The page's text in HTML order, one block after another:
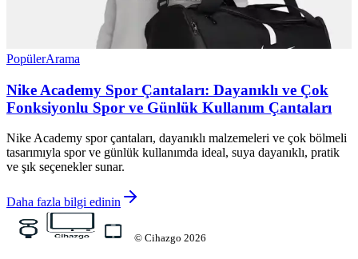
PopülerArama
Nike Academy Spor Çantaları: Dayanıklı ve Çok
Fonksiyonlu Spor ve Günlük Kullanım Çantaları
Nike Academy spor çantaları, dayanıklı malzemeleri ve çok bölmeli
tasarımıyla spor ve günlük kullanımda ideal, suya dayanıklı, pratik
ve şık seçenekler sunar.
Daha fazla bilgi edinin
© Cihazgo 2026